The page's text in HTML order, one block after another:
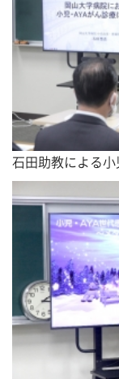
石田助教による